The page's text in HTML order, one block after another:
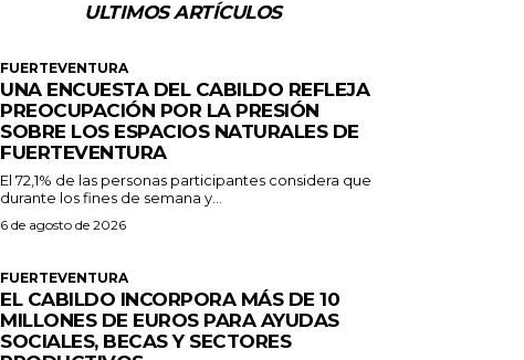
ULTIMOS ARTÍCULOS
FUERTEVENTURA
UNA ENCUESTA DEL CABILDO REFLEJA
PREOCUPACIÓN POR LA PRESIÓN
SOBRE LOS ESPACIOS NATURALES DE
FUERTEVENTURA
El 72,1% de las personas participantes considera que
durante los fines de semana y...
6 de agosto de 2026
FUERTEVENTURA
EL CABILDO INCORPORA MÁS DE 10
MILLONES DE EUROS PARA AYUDAS
SOCIALES, BECAS Y SECTORES